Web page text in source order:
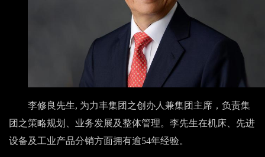
李修良先生, 为力丰集团之创办人兼集团主席，负责集
团之策略规划、业务发展及整体管理。李先生在机床、先进
设备及工业产品分销方面拥有逾54年经验。